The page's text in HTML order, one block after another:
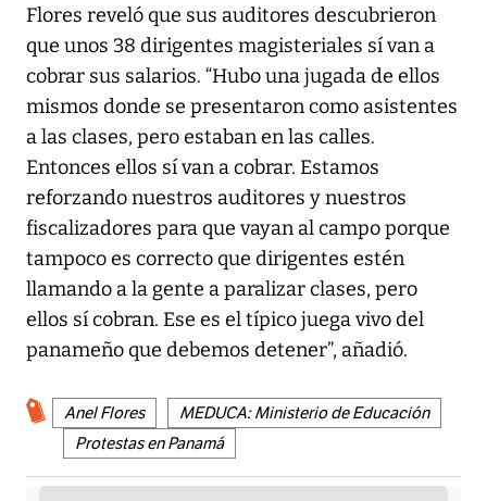
Flores reveló que sus auditores descubrieron
que unos 38 dirigentes magisteriales sí van a
cobrar sus salarios. “Hubo una jugada de ellos
mismos donde se presentaron como asistentes
a las clases, pero estaban en las calles.
Entonces ellos sí van a cobrar. Estamos
reforzando nuestros auditores y nuestros
fiscalizadores para que vayan al campo porque
tampoco es correcto que dirigentes estén
llamando a la gente a paralizar clases, pero
ellos sí cobran. Ese es el típico juega vivo del
panameño que debemos detener”, añadió.
Anel Flores
MEDUCA: Ministerio de Educación
Protestas en Panamá